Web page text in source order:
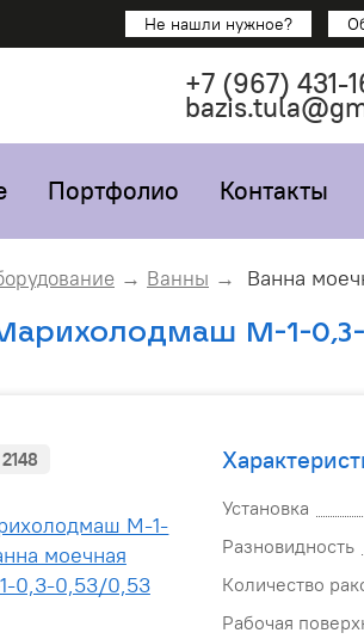
Не нашли нужное?
+7 (967) 431-
Портфолио Контакты
Ванны Ванна
М-1-0,3-
2148
Установка
Разновидность
Количество
Рабочая